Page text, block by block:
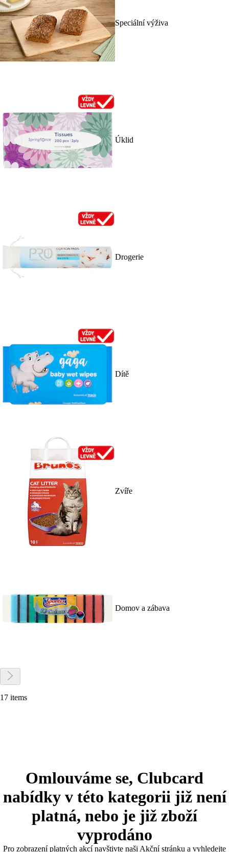
Speciální výživa
Úklid
Drogerie
Dítě
Zvíře
Domov a zábava
17 items
Omlouváme se, Clubcard
nabídky v této kategorii již není
platná, nebo je již zboží
vyprodáno
Pro zobrazení platných akcí navštivte naši Akční stránku a vyhledejte